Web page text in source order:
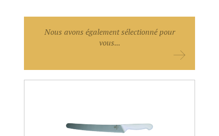
Nous avons également sélectionné pour
vous...